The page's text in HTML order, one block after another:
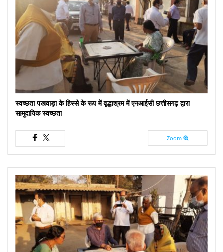
स्वच्छता पखवाड़ा के हिस्से के रूप में वृद्धाश्रम में एनआईसी छत्तीसगढ़ द्वारा
सामुदायिक स्वच्छता
Zoom